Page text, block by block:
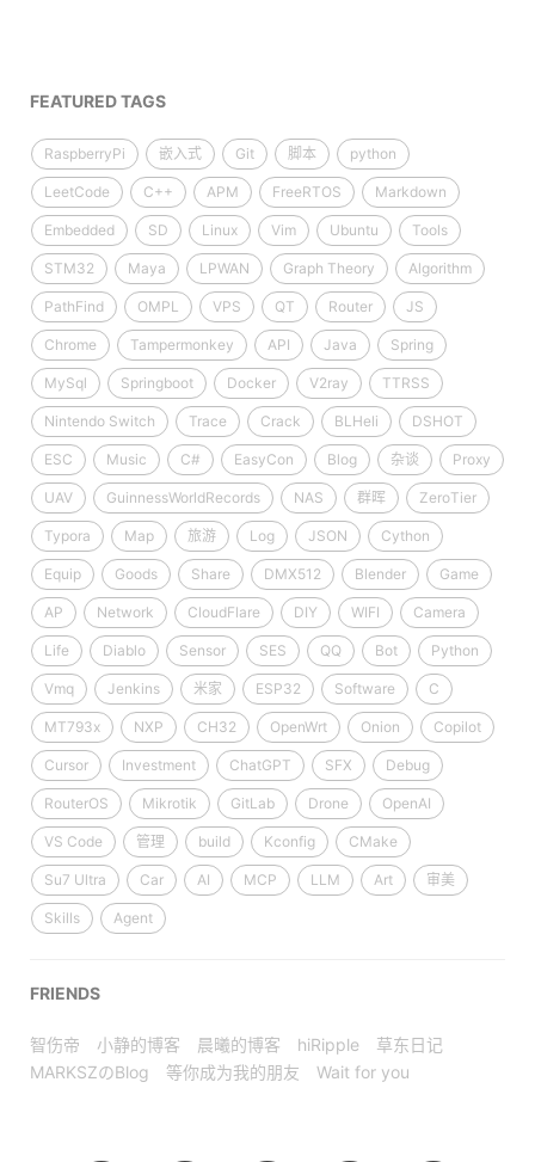
FEATURED TAGS
RaspberryPi 嵌入式 Git 脚本 python
LeetCode C++ APM FreeRTOS Markdown
Embedded SD Linux Vim Ubuntu Tools
STM32 Maya LPWAN Graph Theory Algorithm
PathFind OMPL VPS QT Router JS
Chrome Tampermonkey API Java Spring
MySql Springboot Docker V2ray TTRSS
Nintendo Switch Trace Crack BLHeli DSHOT
ESC Music C# EasyCon Blog 杂谈 Proxy
UAV GuinnessWorldRecords NAS 群晖 ZeroTier
Typora Map 旅游 Log JSON Cython
Equip Goods Share DMX512 Blender Game
AP Network CloudFlare DIY WIFI Camera
Life Diablo Sensor SES QQ Bot Python
Vmq Jenkins 米家 ESP32 Software C
MT793x NXP CH32 OpenWrt Onion Copilot
Cursor Investment ChatGPT SFX Debug
RouterOS Mikrotik GitLab Drone OpenAI
VS Code 管理 build Kconfig CMake
Su7 Ultra Car AI MCP LLM Art 审美
Skills Agent
FRIENDS
智伤帝 小静的博客 晨曦的博客 hiRipple
草东日记
MARKSZのBlog
等你成为我的朋友 Wait for you